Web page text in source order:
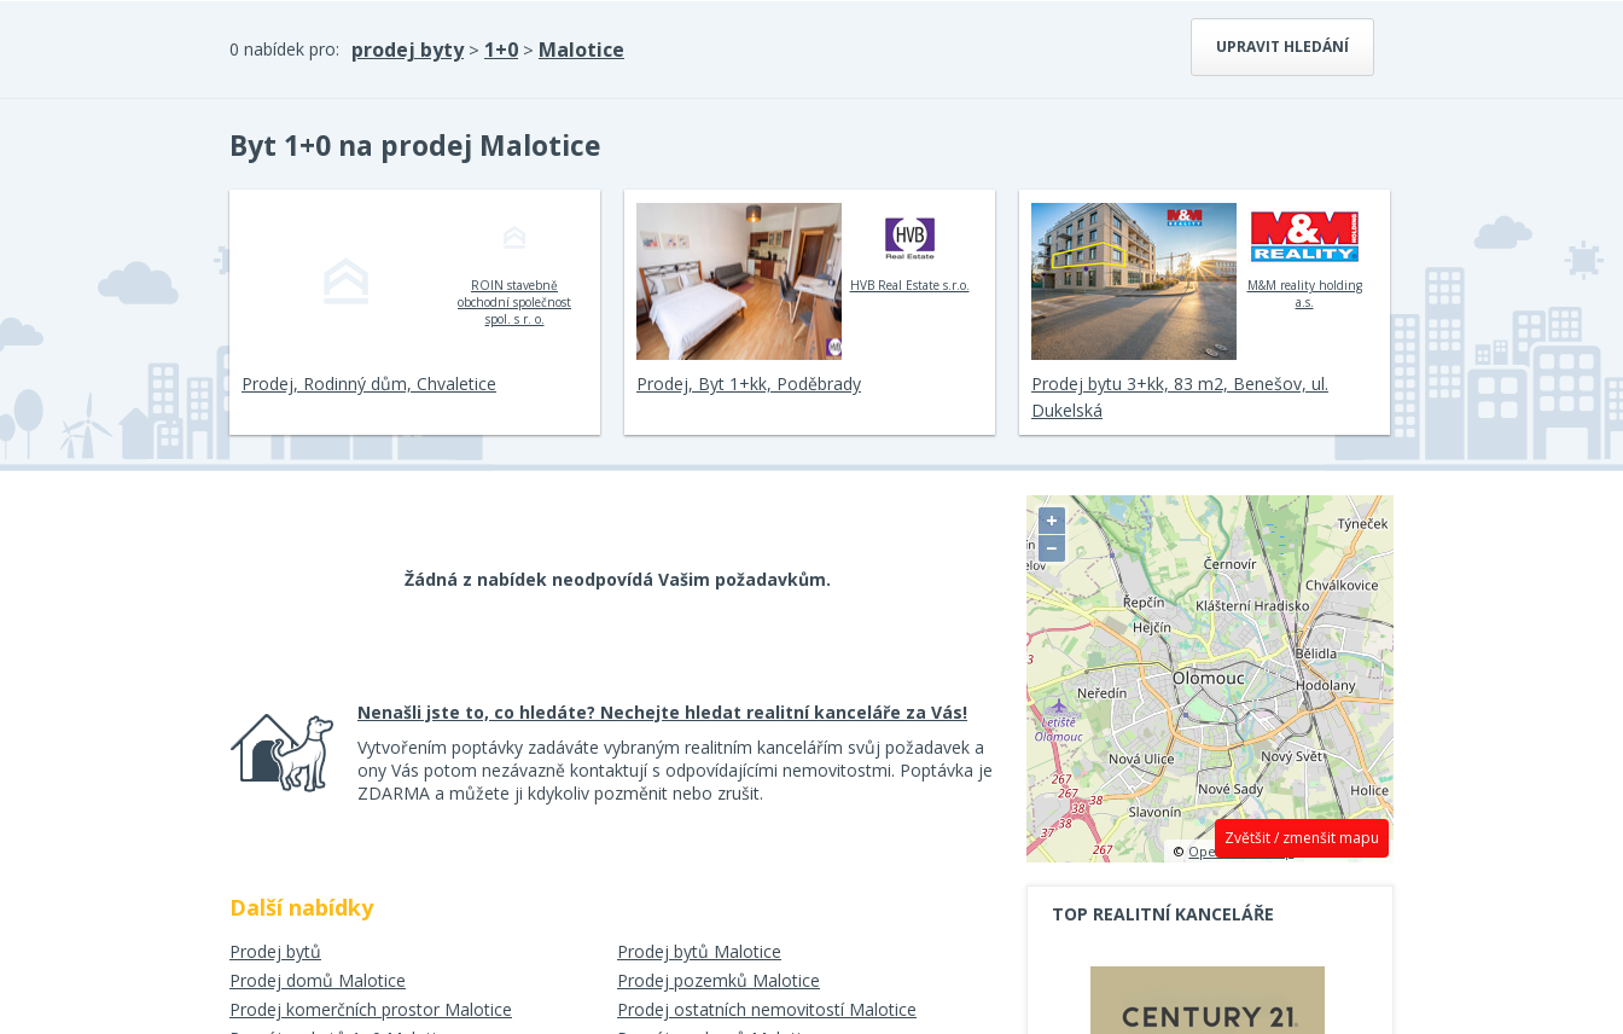
UPRAVIT HLEDÁNÍ
0 nabídek pro: prodej byty> 1+0 > Malotice
Byt 1+0 na prodej Malotice
ROIN stavebně
obchodní společnost
spol. s r. o.
Prodej, Rodinný dům, Chvaletice
HVB Real Estate s.r.o.
Prodej, Byt 1+kk, Poděbrady
M&M reality holding
a.s.
Prodej bytu 3+kk, 83 m2, Benešov, ul.
Dukelská
Žádná z nabídek neodpovídá Vašim požadavkům.
Nenašli jste to, co hledáte? Nechejte hledat realitní kanceláře za Vás!
Vytvořením poptávky zadáváte vybraným realitním kancelářím svůj požadavek a
ony Vás potom nezávazně kontaktují s odpovídajícími nemovitostmi. Poptávka je
ZDARMA a můžete ji kdykoliv pozměnit nebo zrušit.
Další nabídky
Prodej bytů
Prodej bytů Malotice
Prodej domů Malotice
Prodej pozemků Malotice
Prodej komerčních prostor Malotice
Prodej ostatních nemovitostí Malotice
Zvětšit / zmenšit mapu
+
−
©OpenStreetMap contributors.
TOP REALITNÍ KANCELÁŘE